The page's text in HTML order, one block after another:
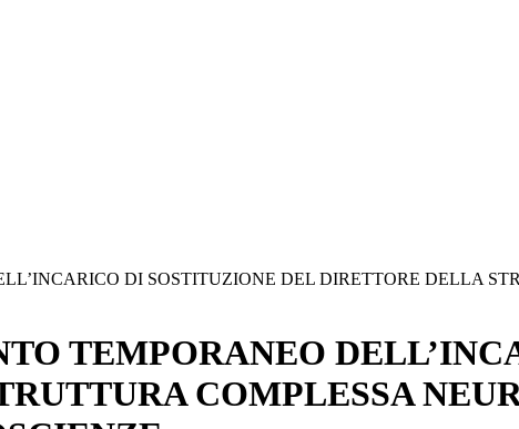
DI SOSTITUZIONE DEL DIRETTORE DELLA
TEMPORANEO
COMPLESSA